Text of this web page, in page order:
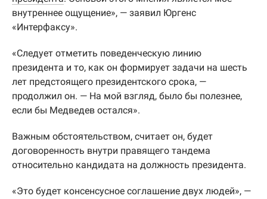
внутреннее ощущение», — заявил Юргенс
«Интерфаксу».
«Следует отметить поведенческую линию
президента и то, как он формирует задачи на шесть
лет предстоящего президентского срока, —
продолжил он. — На мой взгляд, было бы полезнее,
если бы Медведев остался».
Важным обстоятельством, считает он, будет
договоренность внутри правящего тандема
относительно кандидата на должность президента.
«Это будет консенсусное соглашение двух людей», —